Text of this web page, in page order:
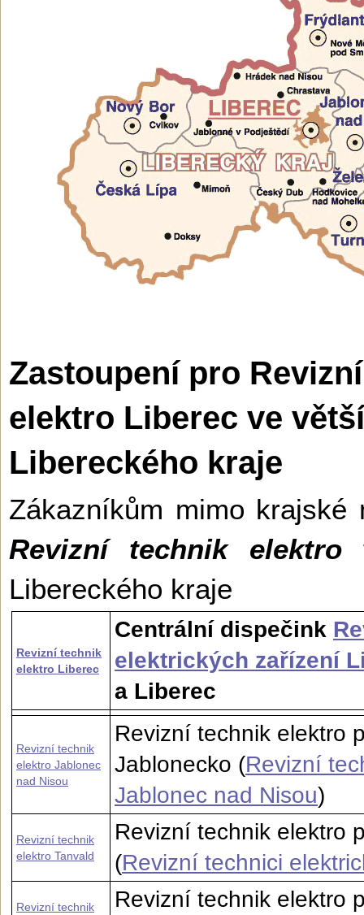
Zastoupení pro
elektro Liberec ve
Libereckého kraje
Zákazníkům mimo krajské
Revizní technik elektro
Libereckého kraje
Revizní technik
elektro Liberec
Centrální dispečink
elektrických zařízení
a Liberec
Revizní technik
elektro Jablonec
nad Nisou
Revizní technik elektro
Jablonecko (Revizní
Jablonec nad Nisou)
Revizní technik
elektro Tanvald
Revizní technik elektro
(Revizní technici
Revizní technik
Revizní technik elektro